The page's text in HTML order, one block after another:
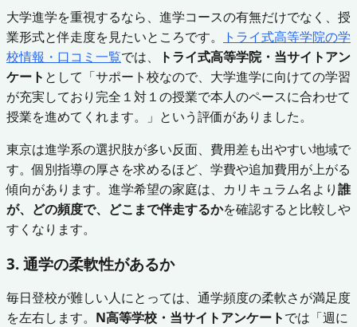
大学進学を重視するなら、進学コースの有無だけでなく、授
業形式と伴走度を見たいところです。
トライ式高等学院の学
校情報・口コミ一覧では、
トライ式高等学院・当サイトアン
ケート として「サポート校なので、大学進学に向けての学習
が充実しており完全１対１の授業で本人のペースに合わせて
授業を進めてくれます。」という評価がありました。
東京は進学系の選択肢が多い反面、費用差も出やすい地域で
す。個別指導の厚さを求めるほど、学費や追加費用が上がる
傾向があります。進学希望の家庭は、カリキュラム名より誰
が、どの頻度で、どこまで伴走するかを確認すると比較しや
すくなります。
3. 通学の柔軟性があるか
毎日登校が難しい人にとっては、通学頻度の柔軟さが満足度
を左右します。 N高等学校・当サイトアンケートでは「週に